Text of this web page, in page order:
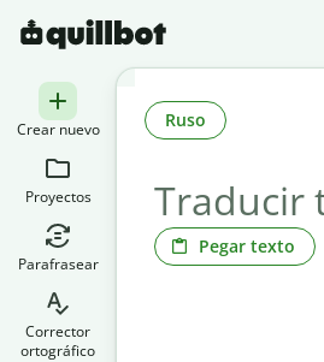
Crear nuevo
Proyectos
Parafrasear
Corrector
ortográfico
Pegar texto
Ruso